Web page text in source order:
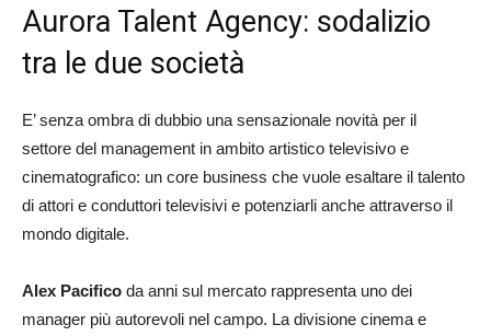
Aurora Talent Agency: sodalizio
tra le due società
E’ senza ombra di dubbio una sensazionale novità per il
settore del management in ambito artistico televisivo e
cinematografico: un core business che vuole esaltare il talento
di attori e conduttori televisivi e potenziarli anche attraverso il
mondo digitale.
Alex Pacifico da anni sul mercato rappresenta uno dei
manager più autorevoli nel campo. La divisione cinema e